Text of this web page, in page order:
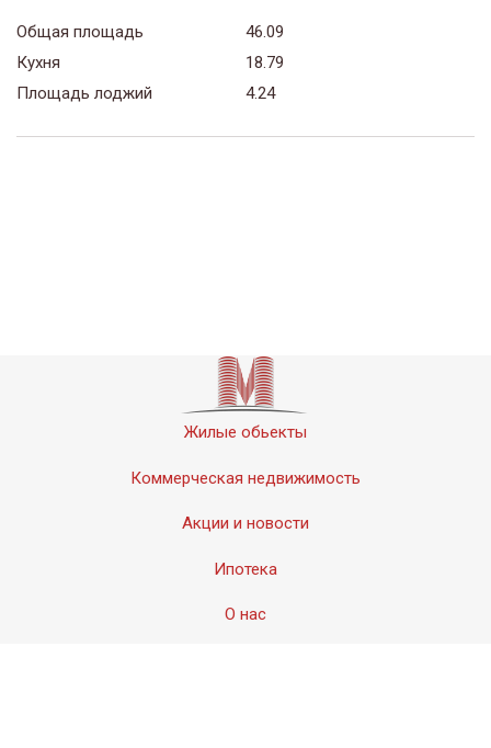
Общая площадь
46.09
Кухня
18.79
Площадь лоджий
4.24
Жилые обьекты
Коммерческая недвижимость
Акции и новости
Ипотека
О нас